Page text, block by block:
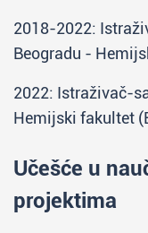
2018-2022:
Beogradu -
2022: Istraživač-
Hemijski fakultet
Učešće u
projektima